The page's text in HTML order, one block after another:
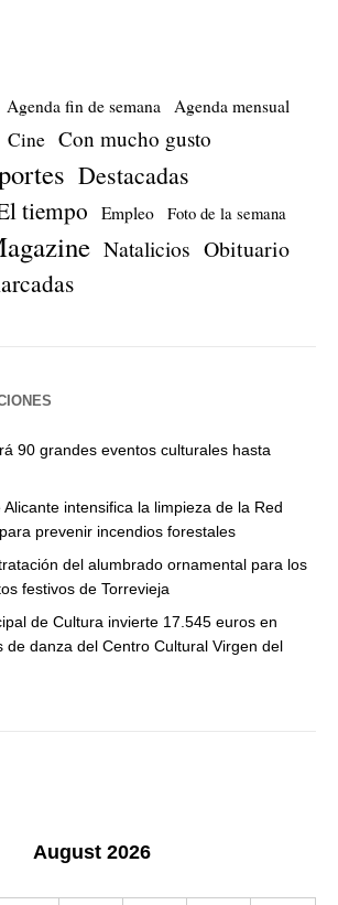
Agenda fin de semana Agenda mensual
Cine Con mucho gusto
Destacadas
tiempo Empleo Foto de la semana
Natalicios Obituario
90 grandes eventos culturales hasta
intensifica la limpieza de la Red
prevenir incendios forestales
del alumbrado ornamental para los
festivos de Torrevieja
de Cultura invierte 17.545 euros en
de danza del Centro Cultural Virgen del
August 2026